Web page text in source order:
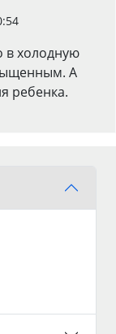
в холодную
А
ребенка.